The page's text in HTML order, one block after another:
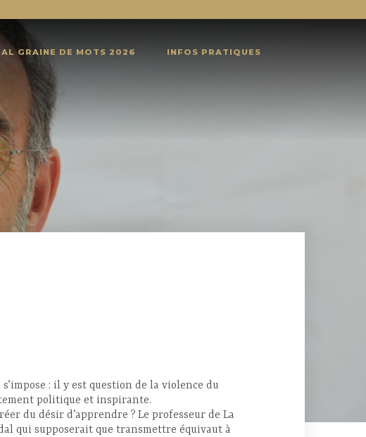
GRAINE DE MOTS 2026 INFOS PRATIQUES
: il y est question de la violence du
politique et inspirante.
du désir d’apprendre ? Le professeur de La
qui supposerait que transmettre équivaut à